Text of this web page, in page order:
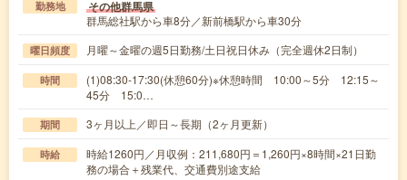
勤務地 その他群馬県
群馬総社駅から車8分／新前橋駅から車30分
曜日頻度 月曜～金曜の週5日勤務/土日祝日休み（完全週休2日制）
時間
(1)08:30-17:30(休憩60分)※休憩時間 10:00～5分 12:15～
45分 15:0…
期間 3ヶ月以上／即日～長期（2ヶ月更新）
時給
時給1260円／月収例：211,680円＝1,260円×8時間×21日勤
務の場合＋残業代、交通費別途支給